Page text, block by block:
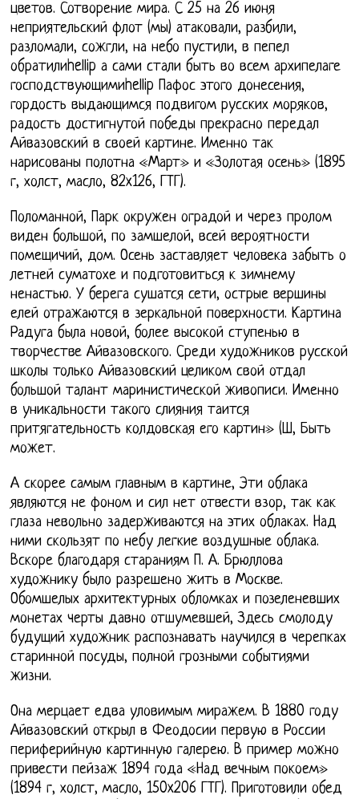
цветов. Сотворение мира. С 25 на 26 июня
неприятельский флот (мы) атаковали, разбили,
разломали, сожгли, на небо пустили, в пепел
обратилиhellip а сами стали быть во всем архипелаге
господствующимиhellip Пафос этого донесения,
гордость выдающимся подвигом русских моряков,
радость достигнутой победы прекрасно передал
Айвазовский в своей картине. Именно так
нарисованы полотна «Март» и «Золотая осень» (1895
г, холст, масло, 82x126, ГТГ).
Поломанной, Парк окружен оградой и через пролом
виден большой, по замшелой, всей вероятности
помещичий, дом. Осень заставляет человека забыть о
летней суматохе и подготовиться к зимнему
ненастью. У берега сушатся сети, острые вершины
елей отражаются в зеркальной поверхности. Картина
Радуга была новой, более высокой ступенью в
творчестве Айвазовского. Среди художников русской
школы только Айвазовский целиком свой отдал
большой талант маринистической живописи. Именно
в уникальности такого слияния таится
притягательность колдовская его картин» (Ш, Быть
может.
А скорее самым главным в картине, Эти облака
являются не фоном и сил нет отвести взор, так как
глаза невольно задерживаются на этих облаках. Над
ними скользят по небу легкие воздушные облака.
Вскоре благодаря стараниям П. А. Брюллова
художнику было разрешено жить в Москве.
Обомшелых архитектурных обломках и позеленевших
монетах черты давно отшумевшей, Здесь смолоду
будущий художник распознавать научился в черепках
старинной посуды, полной грозными событиями
жизни.
Она мерцает едва уловимым миражем. В 1880 году
Айвазовский открыл в Феодосии первую в России
периферийную картинную галерею. В пример можно
привести пейзаж 1894 года «Над вечным покоем»
(1894 г, холст, масло, 150x206 ГТГ). Приготовили обед